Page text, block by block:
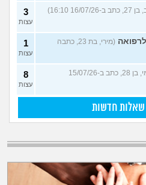
07/26 16:10)
3
עצות
(מירי, בת 23, כתבה
1
עצות
(אנונימי, בן 28, כתב ב-15/07/26
8
עצות
שאלות חדשות